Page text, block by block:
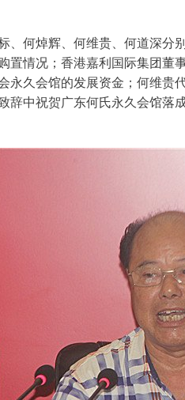
、何焯辉、何维贵、何道深分
置情况；香港嘉利国际集团董
永久会馆的发展资金；何维贵
辞中祝贺广东何氏永久会馆落